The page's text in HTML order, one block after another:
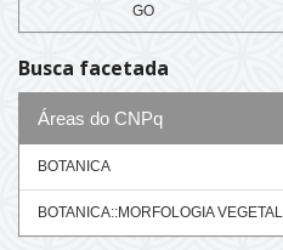
GO
Busca facetada
Áreas do CNPq
BOTANICA
BOTANICA::MORFOLOGIA VEGETAL